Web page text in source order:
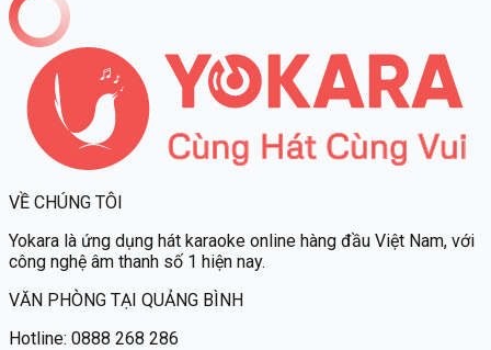
VỀ CHÚNG TÔI
Yokara là ứng dụng hát karaoke online hàng đầu Việt Nam, với
công nghệ âm thanh số 1 hiện nay.
VĂN PHÒNG TẠI QUẢNG BÌNH
Hotline: 0888 268 286